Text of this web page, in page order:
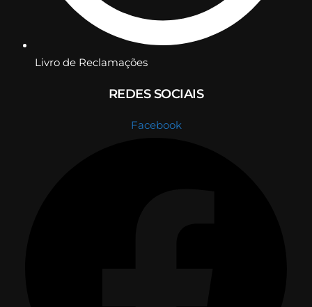
Livro de Reclamações
REDES SOCIAIS
Facebook